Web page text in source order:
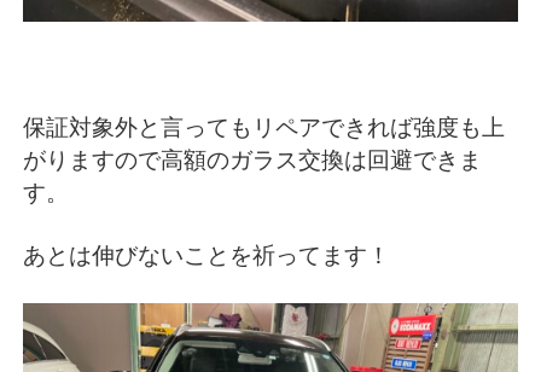
保証対象外と言ってもリペアできれば強度も上
がりますので高額のガラス交換は回避できま
す。
あとは伸びないことを祈ってます！